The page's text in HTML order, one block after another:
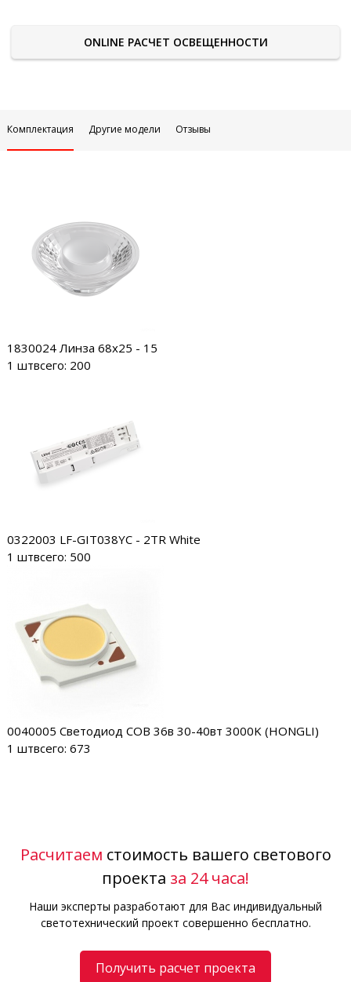
ONLINE РАСЧЕТ ОСВЕЩЕННОСТИ
Комплектация Другие модели Отзывы
1830024 Линза 68х25 - 15
1 штвсего: 200
0322003 LF-GIT038YC - 2TR White
1 штвсего: 500
0040005 Светодиод COB 36в 30-40вт 3000K (HONGLI)
1 штвсего: 673
Расчитаем стоимость вашего светового
проекта за 24 часа!
Наши эксперты разработают для Вас индивидуальный
светотехнический проект совершенно бесплатно.
Получить расчет проекта